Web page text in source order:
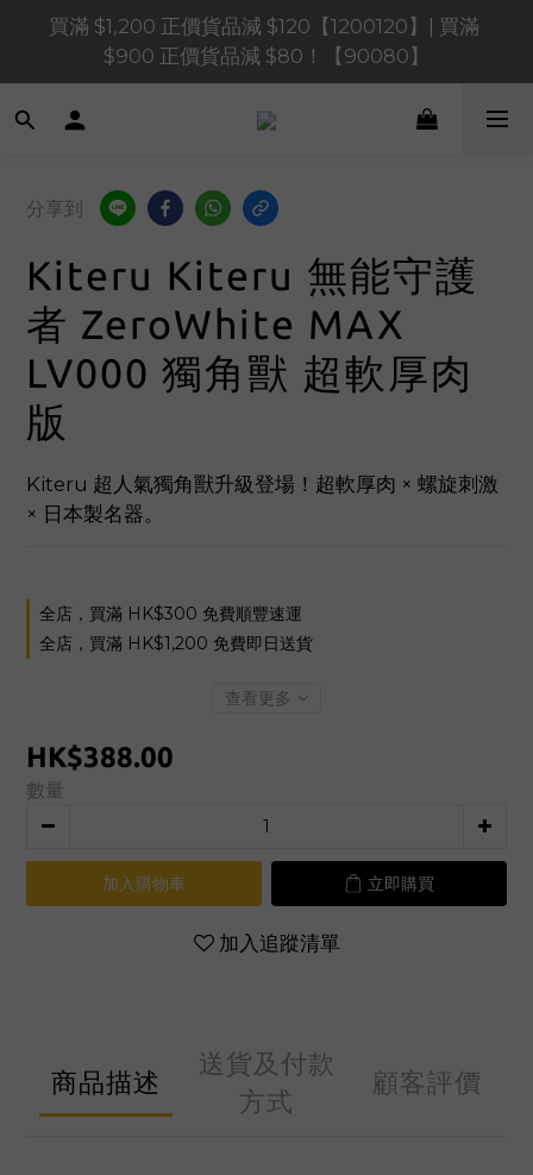
買滿 $1,200 正價貨品減 $120【1200120】| 買滿
$900 正價貨品減 $80！【90080】
買滿 $1,200 正價貨品減 $120【1200120】| 買滿
$900 正價貨品減 $80！【90080】
買滿 $600 正價貨品減 $40【60040】| 買滿 $400 正
📢 系統維護通知 – SHOPLINE Payments FPS將於
2026 年 8 月 9 日（日）凌晨 01:00 至 11:00 暫停交易
買滿 $1,200 正價貨品減 $120【1200120】| 買滿
$900 正價貨品減 $80！【90080】
分享到
Kiteru Kiteru 無能守護
者 ZeroWhite MAX
LV000 獨角獸 超軟厚肉
版
Kiteru 超人氣獨角獸升級登場！超軟厚肉 × 螺旋刺激
× 日本製名器。
全店，買滿 HK$300 免費順豐速運
全店，買滿 HK$1,200 免費即日送貨
查看更多
HK$388.00
數量
加入購物車 立即購買
加入追蹤清單
商品描述
送貨及付款
方式
顧客評價